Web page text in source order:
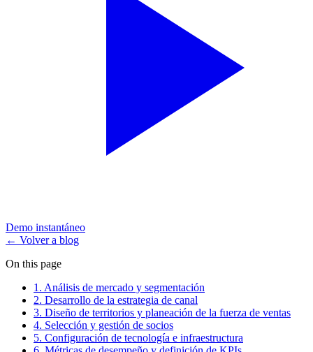
Demo instantáneo
← Volver a blog
On this page
1. Análisis de mercado y segmentación
2. Desarrollo de la estrategia de canal
3. Diseño de territorios y planeación de la fuerza de ventas
4. Selección y gestión de socios
5. Configuración de tecnología e infraestructura